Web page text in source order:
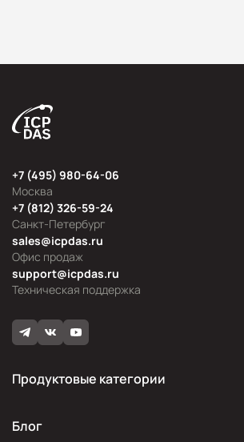
Москва
+7 (495) 980-64-06
Офис продаж
sales@icpdas.ru
Санкт-Петербург
+7 (812) 326-59-24
Техническая поддержка
support@icpdas.ru
Продуктовые категории
Блог